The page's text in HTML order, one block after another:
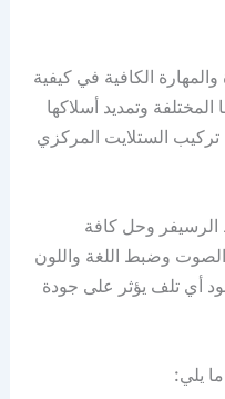
الكافية في كيفية
المختلفة وتمديد أسلاكها
الستلايت المركزي
وحل كافة
وضبط اللغة واللون
أي تلف يؤثر على جودة
يلي: